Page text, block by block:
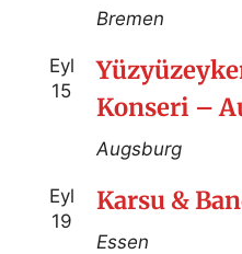
Bremen
Eyl
15
Konseri –
Augsburg
Eyl
19
Karsu &
Essen